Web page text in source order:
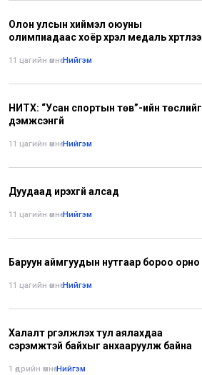
Олон улсын хиймэл оюуны
олимпиадаас хоёр хүрэл медаль хүртлээ
11 цагийн өмнө•Нийгэм
НИТХ: “Усан спортын төв”-ийн төслийг
дэмжсэнгүй
11 цагийн өмнө•Нийгэм
Дуудаад ирэхгүй алсад
11 цагийн өмнө•Нийгэм
Баруун аймгуудын нутгаар бороо орно
11 цагийн өмнө•Нийгэм
Халалт үргэлжлэх тул аялахдаа
сэрэмжтэй байхыг анхааруулж байна
1 өдрийн өмнө•Нийгэм